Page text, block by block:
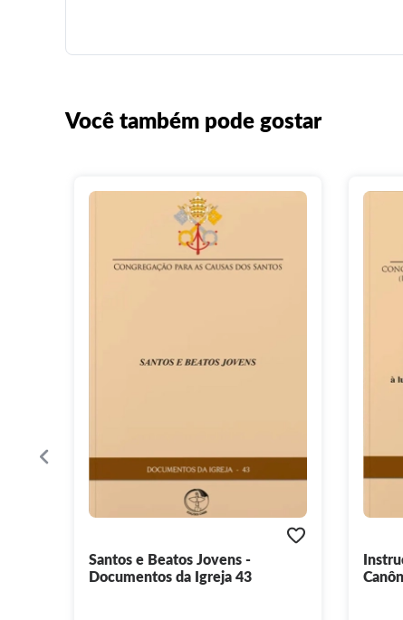
Você também pode gostar
Santos e Beatos Jovens -
Documentos da Igreja 43